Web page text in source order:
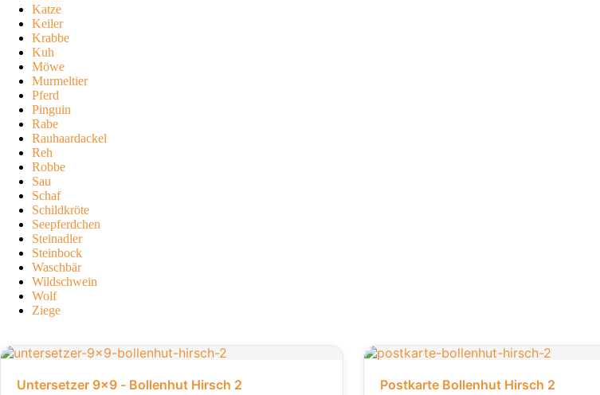
Katze
Keiler
Krabbe
Kuh
Möwe
Murmeltier
Pferd
Pinguin
Rabe
Rauhaardackel
Reh
Robbe
Sau
Schaf
Schildkröte
Seepferdchen
Steinadler
Steinbock
Waschbär
Wildschwein
Wolf
Ziege
Untersetzer 9x9 - Bollenhut Hirsch 2 Postkarte Bollenhut Hirsch 2